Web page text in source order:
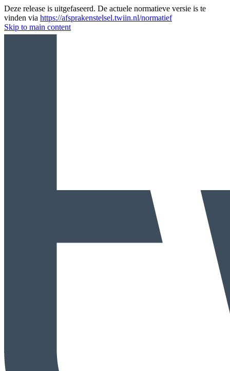
Deze release is uitgefaseerd. De actuele normatieve versie is te
vinden via https://afsprakenstelsel.twiin.nl/normatief
Skip to main content